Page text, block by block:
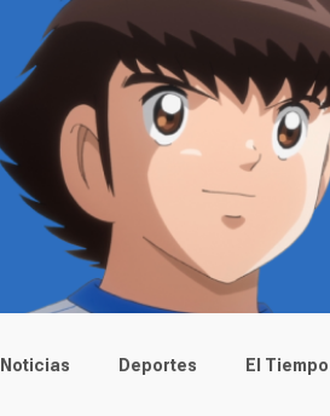
Main menu
Noticias Deportes El Tiempo